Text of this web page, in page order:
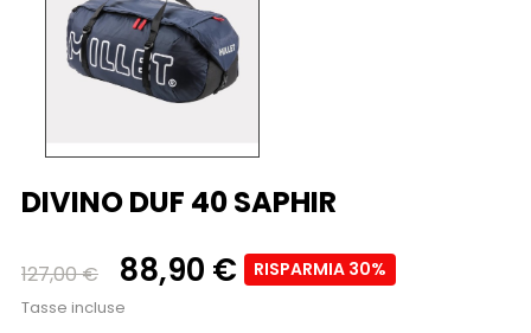
DIVINO DUF 40 SAPHIR
127,00 € 88,90 € RISPARMIA 30%
Tasse incluse